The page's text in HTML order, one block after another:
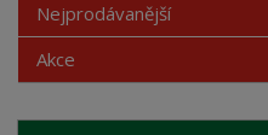
Nejprodávanější
Akce